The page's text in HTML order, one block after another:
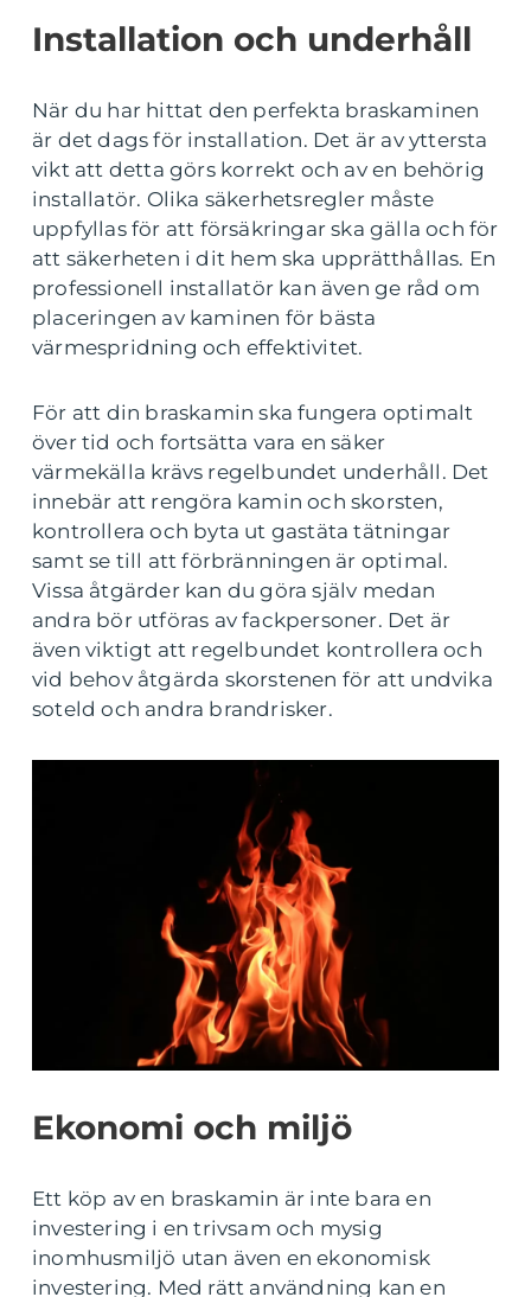
Installation och underhåll
När du har hittat den perfekta braskaminen
är det dags för installation. Det är av yttersta
vikt att detta görs korrekt och av en behörig
installatör. Olika säkerhetsregler måste
uppfyllas för att försäkringar ska gälla och för
att säkerheten i dit hem ska upprätthållas. En
professionell installatör kan även ge råd om
placeringen av kaminen för bästa
värmespridning och effektivitet.
För att din braskamin ska fungera optimalt
över tid och fortsätta vara en säker
värmekälla krävs regelbundet underhåll. Det
innebär att rengöra kamin och skorsten,
kontrollera och byta ut gastäta tätningar
samt se till att förbränningen är optimal.
Vissa åtgärder kan du göra själv medan
andra bör utföras av fackpersoner. Det är
även viktigt att regelbundet kontrollera och
vid behov åtgärda skorstenen för att undvika
soteld och andra brandrisker.
Ekonomi och miljö
Ett köp av en braskamin är inte bara en
investering i en trivsam och mysig
inomhusmiljö utan även en ekonomisk
investering. Med rätt användning kan en